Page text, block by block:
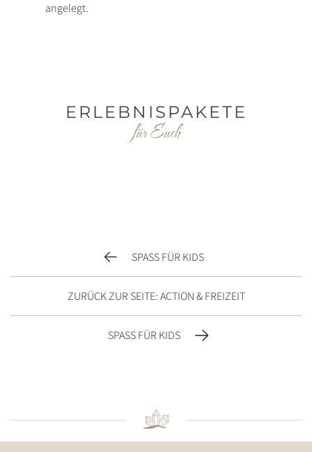
angelegt.
ERLEBNISPAKETE
für Euch
SPASS FÜR KIDS
ZURÜCK ZUR SEITE: ACTION & FREIZEIT
SPASS FÜR KIDS